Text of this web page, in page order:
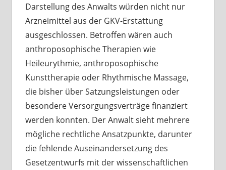
Darstellung des Anwalts würden nicht nur
Arzneimittel aus der GKV-Erstattung
ausgeschlossen. Betroffen wären auch
anthroposophische Therapien wie
Heileurythmie, anthroposophische
Kunsttherapie oder Rhythmische Massage,
die bisher über Satzungsleistungen oder
besondere Versorgungsverträge finanziert
werden konnten. Der Anwalt sieht mehrere
mögliche rechtliche Ansatzpunkte, darunter
die fehlende Auseinandersetzung des
Gesetzentwurfs mit der wissenschaftlichen